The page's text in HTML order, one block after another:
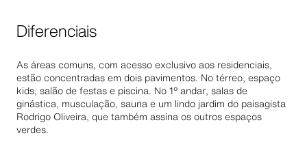
Diferenciais
As áreas comuns, com acesso exclusivo aos residenciais,
estão concentradas em dois pavimentos. No térreo, espaço
kids, salão de festas e piscina. No 1º andar, salas de
ginástica, musculação, sauna e um lindo jardim do paisagista
Rodrigo Oliveira, que também assina os outros espaços
verdes.